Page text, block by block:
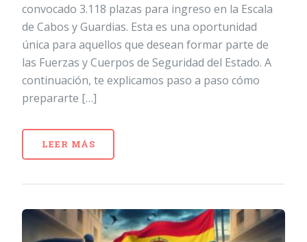
convocado 3.118 plazas para ingreso en la Escala
de Cabos y Guardias. Esta es una oportunidad
única para aquellos que desean formar parte de
las Fuerzas y Cuerpos de Seguridad del Estado. A
continuación, te explicamos paso a paso cómo
prepararte […]
LEER MÁS